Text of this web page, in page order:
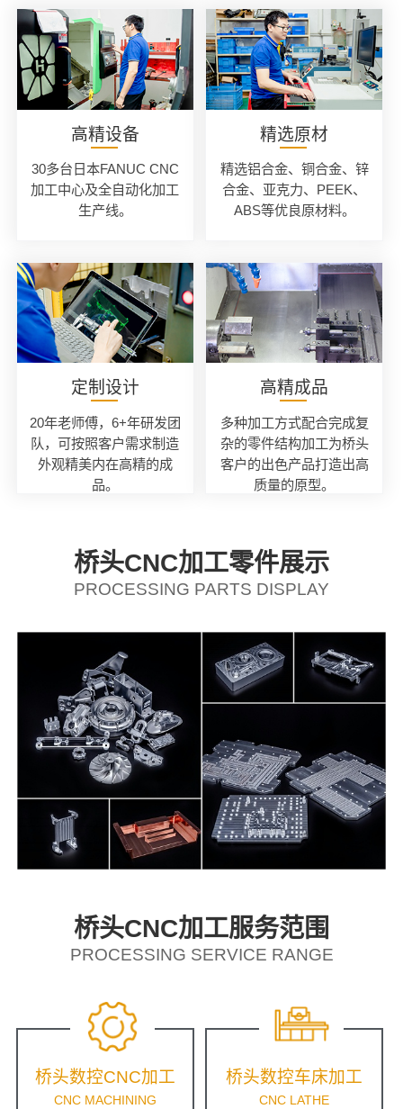
高精设备
30多台日本FANUC CNC
加工中心及全自动化加工
生产线。
精选原材
精选铝合金、铜合金、锌
合金、亚克力、PEEK、
ABS等优良原材料。
定制设计
20年老师傅，6+年研发团
队，可按照客户需求制造
外观精美内在高精的成
品。
高精成品
多种加工方式配合完成复
杂的零件结构加工为桥头
客户的出色产品打造出高
质量的原型。
桥头CNC加工零件展示
PROCESSING PARTS DISPLAY
桥头CNC加工服务范围
PROCESSING SERVICE RANGE
桥头数控CNC加工
CNC MACHINING
桥头数控车床加工
CNC LATHE